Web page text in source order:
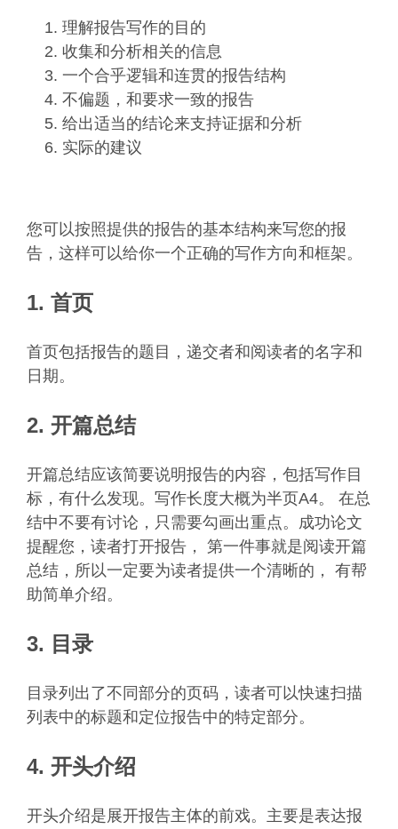
理解报告写作的目的
收集和分析相关的信息
一个合乎逻辑和连贯的报告结构
不偏题，和要求一致的报告
给出适当的结论来支持证据和分析
实际的建议
您可以按照提供的报告的基本结构来写您的报
告，这样可以给你一个正确的写作方向和框架。
1. 首页
首页包括报告的题目，递交者和阅读者的名字和
日期。
2. 开篇总结
开篇总结应该简要说明报告的内容，包括写作目
标，有什么发现。写作长度大概为半页A4。 在总
结中不要有讨论，只需要勾画出重点。成功论文
提醒您，读者打开报告， 第一件事就是阅读开篇
总结，所以一定要为读者提供一个清晰的， 有帮
助简单介绍。
3. 目录
目录列出了不同部分的页码，读者可以快速扫描
列表中的标题和定位报告中的特定部分。
4. 开头介绍
开头介绍是展开报告主体的前戏。主要是表达报